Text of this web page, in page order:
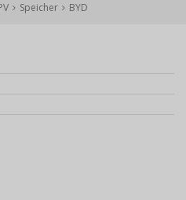
Speicher BYD